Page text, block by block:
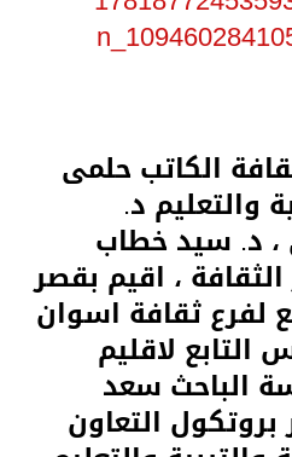
الكاتب حلمى
والتعليم د.
، د. سيد خطاب
، اقيم بقصر
لفرع ثقافة اسوان
التابع لاقليم
الباحث سعد
التعاون